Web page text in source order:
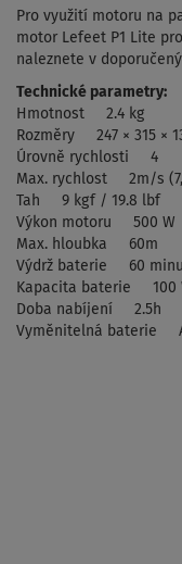
Pro využití motoru na
motor Lefeet P1 Lite
naleznete v
Technické parametry:
Hmotnost 2.4 kg
Rozměry 247 × 315 ×
Úrovně rychlosti 4
Max. rychlost 2m/s
Tah 9 kgf / 19.8 lbf
Výkon motoru 500 W
Max. hloubka 60m
Výdrž baterie 60
Kapacita baterie 100
Doba nabíjení 2.5h
Vyměnitelná baterie